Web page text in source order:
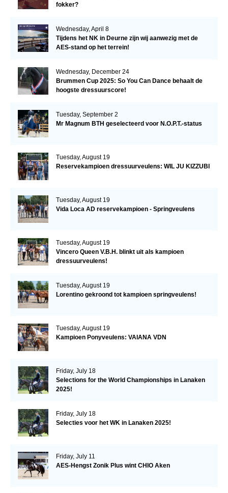
fokker?
Wednesday, April 8
Tijdens het NK in Deurne zijn wij aanwezig met de
AES-stand op het terrein!
Wednesday, December 24
Brummen Cup 2025: So You Can Dance behaalt de
hoogste dressuurscore!
Tuesday, September 2
Mr Magnum BTH geselecteerd voor N.O.P.T.-status
Tuesday, August 19
Reservekampioen dressuurveulens: WIL JU KIZZUBI
Tuesday, August 19
Vida Loca AD reservekampioen - Springveulens
Tuesday, August 19
Vincero Queen V.B.H. blinkt uit als kampioen
dressuurveulens!
Tuesday, August 19
Lorentino gekroond tot kampioen springveulens!
Tuesday, August 19
Kampioen Ponyveulens: VAIANA VDN
Friday, July 18
Selections for the World Championships in Lanaken
2025!
Friday, July 18
Selecties voor het WK in Lanaken 2025!
Friday, July 11
AES-Hengst Zonik Plus wint CHIO Aken